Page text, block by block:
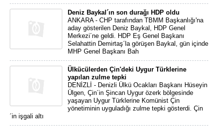
Deniz Baykal´ın son durağı HDP oldu
ANKARA - CHP tarafından TBMM Başkanlığı'na
aday gösterilen Deniz Baykal, HDP Genel
Merkezi´ne geldi. HDP Eş Genel Başkanı
Selahattin Demirtaş´la görüşen Baykal, gün içinde
MHP Genel Başkanı Bah
Ülkücülerden Çin'deki Uygur Türklerine
yapılan zulme tepki
DENİZLİ - Denizli Ülkü Ocakları Başkanı Hüseyin
Ülgen, Çin´in Şincan Uygur özerk bölgesinde
yaşayan Uygur Türklerine Komünist Çin
yönetiminin uyguladığı zulme tepki gösterdi. Çin
´in işgali altı